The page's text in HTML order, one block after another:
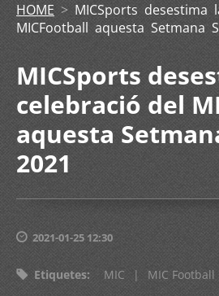
HOME > MICSports desestima
MICFootball aquesta Setmana
MICSports
celebració del
aquesta
2021
2021-01-25 12:30
Etiquetes: MIC | MIC Football